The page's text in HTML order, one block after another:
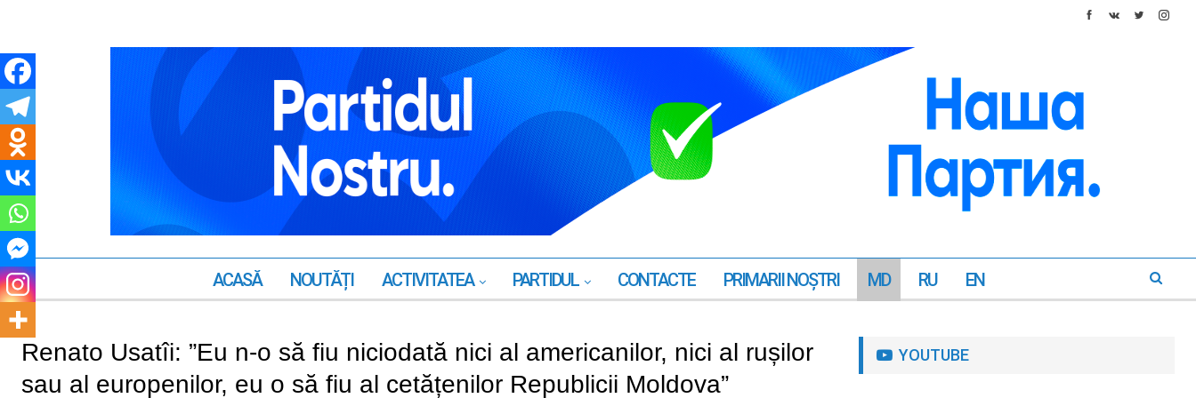
ACASĂ NOUTĂȚI ACTIVITATEA PARTIDUL CONTACTE PRIMARII NOŞTRI MD RU EN
Renato Usatîi: ”Eu n-o să fiu niciodată nici al americanilor, nici al rușilor
sau al europenilor, eu o să fiu al cetățenilor Republicii Moldova”
YOUTUBE